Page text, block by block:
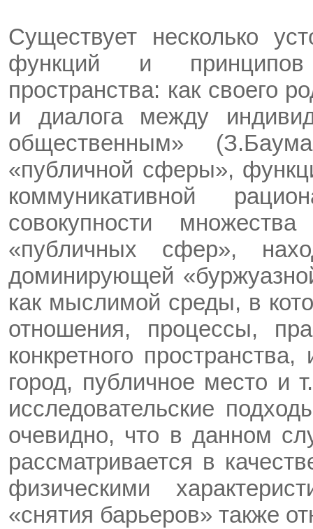
Существует несколько
функций и принципов
пространства: как своего
и диалога между
общественным»
«публичной сферы»,
коммуникативной
совокупности
«публичных сфер»,
доминирующей
как мыслимой среды, в
отношения, процессы,
конкретного
город, публичное место и
исследовательские
очевидно, что в данном
рассматривается в
физическими
«снятия барьеров» также